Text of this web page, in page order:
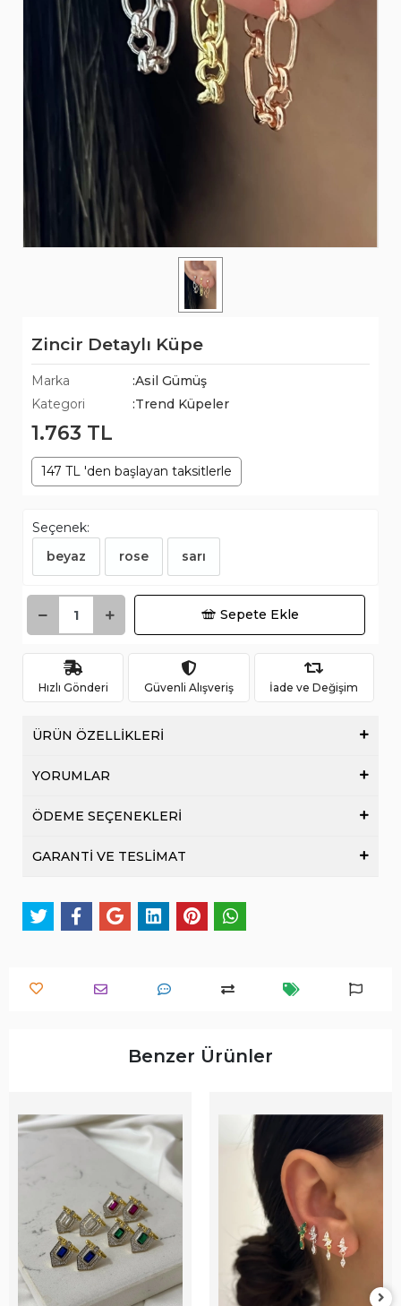
Zincir Detaylı Küpe
Marka
:Asil Gümüş
Kategori
:Trend Küpeler
1.763 TL
147 TL 'den başlayan taksitlerle
Seçenek:
beyaz
rose sarı
Sepete Ekle
Hızlı Gönderi Güvenli Alışveriş İade ve Değişim
ÜRÜN ÖZELLİKLERİ
YORUMLAR
ÖDEME SEÇENEKLERİ
GARANTİ VE TESLİMAT
Benzer Ürünler